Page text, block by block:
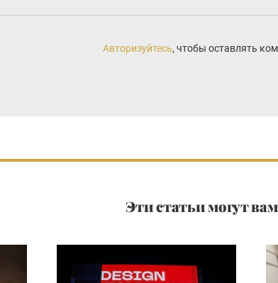
Авторизуйтесь, чтобы оставлять
Эти статьи могут